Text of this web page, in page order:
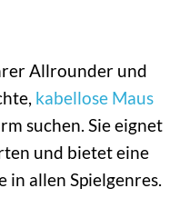
Allrounder und
kabellose Maus
suchen. Sie eignet
und bietet eine
allen Spielgenres.